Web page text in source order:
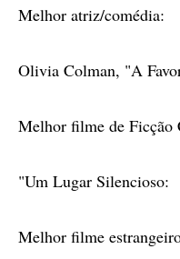
Melhor atriz/comédia:
Olivia Colman, "A
Melhor filme de Ficção
"Um Lugar Silencioso:
Melhor filme